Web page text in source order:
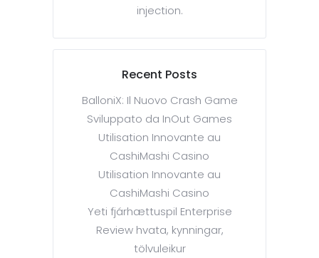
injection.
Recent Posts
BalloniX: Il Nuovo Crash Game
Sviluppato da InOut Games
Utilisation Innovante au
CashiMashi Casino
Utilisation Innovante au
CashiMashi Casino
Yeti fjárhættuspil Enterprise
Review hvata, kynningar,
tölvuleikur